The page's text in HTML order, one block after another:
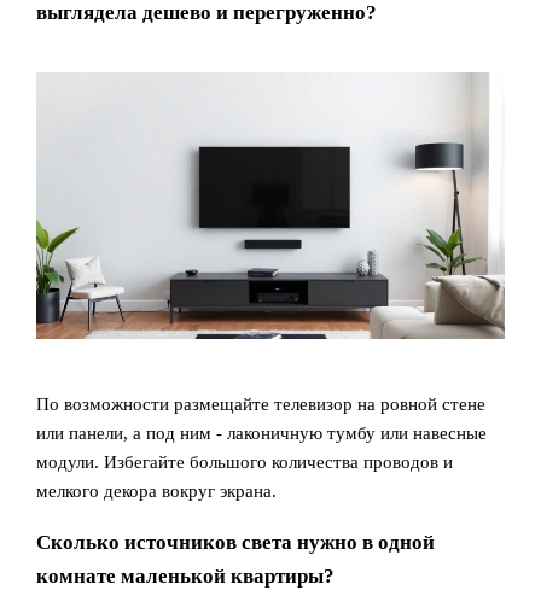
выглядела дешево и перегруженно?
По возможности размещайте телевизор на ровной стене
или панели, а под ним - лаконичную тумбу или навесные
модули. Избегайте большого количества проводов и
мелкого декора вокруг экрана.
Сколько источников света нужно в одной
комнате маленькой квартиры?